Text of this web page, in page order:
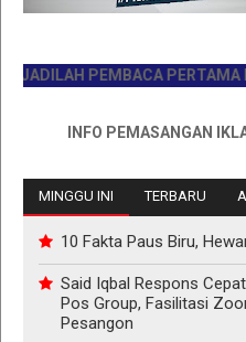
PEMBACA PERTAMA HARI
INFO PEMASANGAN IKLAN
MINGGU INI TERBARU
10 Fakta Paus Biru,
Said Iqbal Respons
Pos Group, Fasilitasi
Pesangon